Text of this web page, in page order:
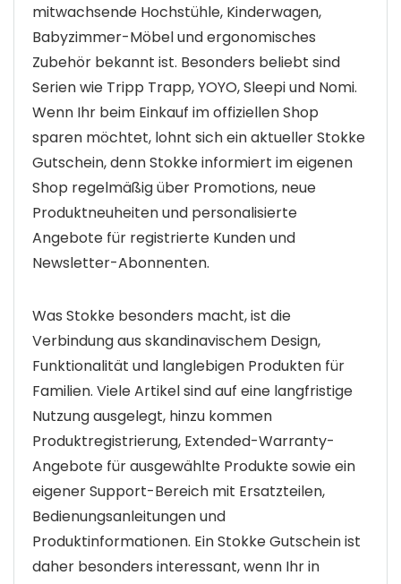
mitwachsende Hochstühle, Kinderwagen,
Babyzimmer-Möbel und ergonomisches
Zubehör bekannt ist. Besonders beliebt sind
Serien wie Tripp Trapp, YOYO, Sleepi und Nomi.
Wenn Ihr beim Einkauf im offiziellen Shop
sparen möchtet, lohnt sich ein aktueller Stokke
Gutschein, denn Stokke informiert im eigenen
Shop regelmäßig über Promotions, neue
Produktneuheiten und personalisierte
Angebote für registrierte Kunden und
Newsletter-Abonnenten.
Was Stokke besonders macht, ist die
Verbindung aus skandinavischem Design,
Funktionalität und langlebigen Produkten für
Familien. Viele Artikel sind auf eine langfristige
Nutzung ausgelegt, hinzu kommen
Produktregistrierung, Extended-Warranty-
Angebote für ausgewählte Produkte sowie ein
eigener Support-Bereich mit Ersatzteilen,
Bedienungsanleitungen und
Produktinformationen. Ein Stokke Gutschein ist
daher besonders interessant, wenn Ihr in